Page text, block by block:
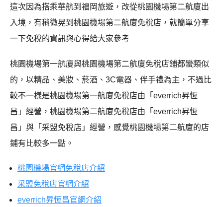
這次因為搭乘華航到福岡旅遊，改從桃園機場第二航廈出
入境，有稍微晃到桃園機場第二航廈免稅店，就簡單分享
一下免稅的資訊與心得給大家參考
桃園機場第一航廈與桃園機場第二航廈免稅店鋪都蠻類似
的，以精品、美妝、菸酒、3C電器、伴手禮為主，不過比
較不一樣是桃園機場第一航廈免稅店由「everrich昇恆
昌」經營，桃園機場第二航廈免稅店由「everrich昇恆
昌」與「采盟免稅店」經營，感覺桃園機場第二航廈的店
鋪有比較多一點。
桃園機場官網免稅店介紹
采盟免稅店官網介紹
everrich昇恆昌官網介紹